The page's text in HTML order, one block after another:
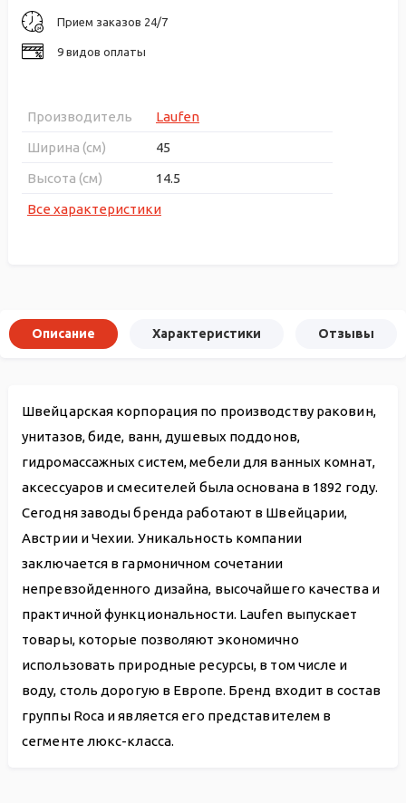
Прием заказов 24/7
9 видов оплаты
Производитель
Laufen
Ширина (см)
45
Высота (см)
14.5
Все характеристики
Описание Характеристики Отзывы
Швейцарская корпорация по производству раковин,
унитазов, биде, ванн, душевых поддонов,
гидромассажных систем, мебели для ванных комнат,
аксессуаров и смесителей была основана в 1892 году.
Сегодня заводы бренда работают в Швейцарии,
Австрии и Чехии. Уникальность компании
заключается в гармоничном сочетании
непревзойденного дизайна, высочайшего качества и
практичной функциональности. Laufen выпускает
товары, которые позволяют экономично
использовать природные ресурсы, в том числе и
воду, столь дорогую в Европе. Бренд входит в состав
группы Roca и является его представителем в
сегменте люкс-класса.